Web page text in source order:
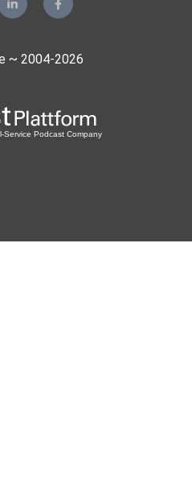
~ 2004-2026